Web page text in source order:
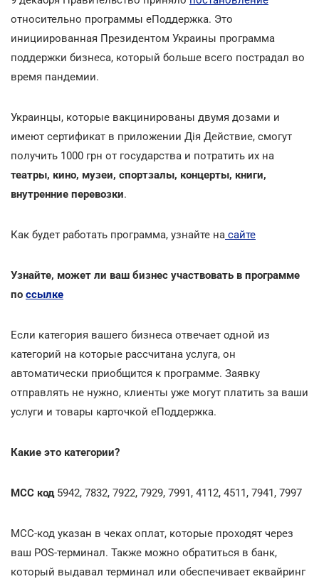
относительно программы еПоддержка. Это
инициированная Президентом Украины программа
поддержки бизнеса, который больше всего пострадал во
время пандемии.
Украинцы, которые вакцинированы двумя дозами и
имеют сертификат в приложении Дія Действие, смогут
получить 1000 грн от государства и потратить их на
театры, кино, музеи, спортзалы, концерты, книги,
внутренние перевозки.
Как будет работать программа, узнайте на сайте
Узнайте, может ли ваш бизнес участвовать в программе
по ссылке
Если категория вашего бизнеса отвечает одной из
категорий на которые рассчитана услуга, он
автоматически приобщится к программе. Заявку
отправлять не нужно, клиенты уже могут платить за ваши
услуги и товары карточкой еПоддержка.
Какие это категории?
MCC код5942, 7832, 7922, 7929, 7991, 4112, 4511, 7941, 7997
МСС-код указан в чеках оплат, которые проходят через
ваш POS-терминал. Также можно обратиться в банк,
который выдавал терминал или обеспечивает еквайринг